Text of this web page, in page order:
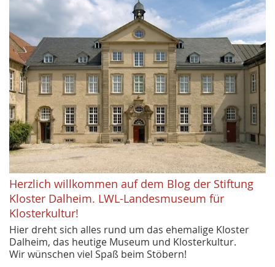
Herzlich willkommen auf dem Blog der Stiftung
Kloster Dalheim. LWL-Landesmuseum für
Klosterkultur!
Hier dreht sich alles rund um das ehemalige Kloster
Dalheim, das heutige Museum und Klosterkultur.
Wir wünschen viel Spaß beim Stöbern!